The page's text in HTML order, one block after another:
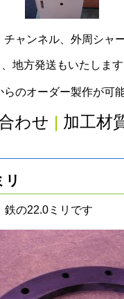
ャンネル、外周シャ
地方発送もいたします
のオーダー製作が可
わせ | 加工材
鉄の22.0ミリです